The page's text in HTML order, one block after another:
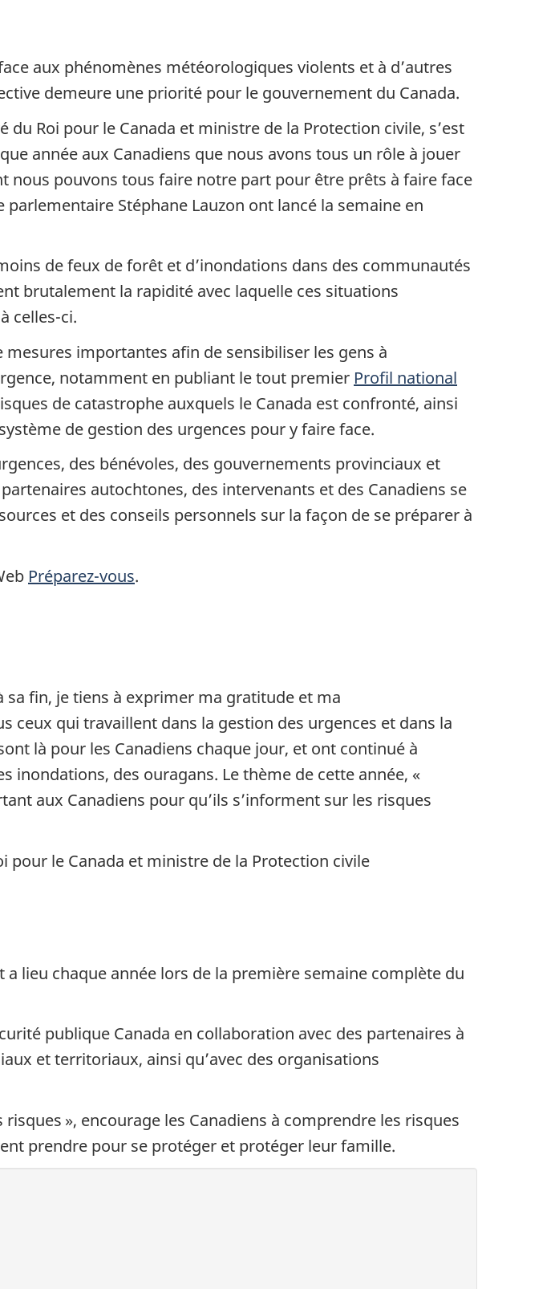
aux phénomènes météorologiques violents et à d’autres
demeure une priorité pour le gouvernement du Canada.
Roi pour le Canada et ministre de la Protection civile, s’est
année aux Canadiens que nous avons tous un rôle à jouer
pouvons tous faire notre part pour être prêts à faire face
Stéphane Lauzon ont lancé la semaine en
de feux de forêt et d’inondations dans des communautés
brutalement la rapidité avec laquelle ces situations
celles-ci.
importantes afin de sensibiliser les gens à
notamment en publiant le tout premier Profil national
de catastrophe auxquels le Canada est confronté, ainsi
de gestion des urgences pour y faire face.
des bénévoles, des gouvernements provinciaux et
autochtones, des intervenants et des Canadiens se
et des conseils personnels sur la façon de se préparer à
Préparez-vous.
sa fin, je tiens à exprimer ma gratitude et ma
ceux qui travaillent dans la gestion des urgences et dans la
là pour les Canadiens chaque jour, et ont continué à
inondations, des ouragans. Le thème de cette année, «
aux Canadiens pour qu’ils s’informent sur les risques
pour le Canada et ministre de la Protection civile
a lieu chaque année lors de la première semaine complète du
publique Canada en collaboration avec des partenaires à
et territoriaux, ainsi qu’avec des organisations
», encourage les Canadiens à comprendre les risques
prendre pour se protéger et protéger leur famille.